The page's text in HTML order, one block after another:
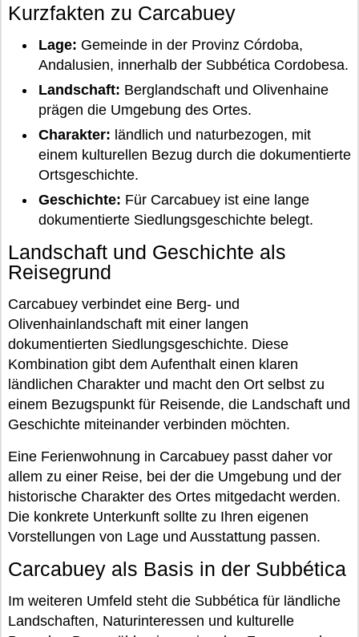
Kurzfakten zu Carcabuey
Lage: Gemeinde in der Provinz Córdoba,
Andalusien, innerhalb der Subbética Cordobesa.
Landschaft: Berglandschaft und Olivenhaine
prägen die Umgebung des Ortes.
Charakter: ländlich und naturbezogen, mit
einem kulturellen Bezug durch die dokumentierte
Ortsgeschichte.
Geschichte: Für Carcabuey ist eine lange
dokumentierte Siedlungsgeschichte belegt.
Landschaft und Geschichte als
Reisegrund
Carcabuey verbindet eine Berg- und
Olivenhainlandschaft mit einer langen
dokumentierten Siedlungsgeschichte. Diese
Kombination gibt dem Aufenthalt einen klaren
ländlichen Charakter und macht den Ort selbst zu
einem Bezugspunkt für Reisende, die Landschaft und
Geschichte miteinander verbinden möchten.
Eine Ferienwohnung in Carcabuey passt daher vor
allem zu einer Reise, bei der die Umgebung und der
historische Charakter des Ortes mitgedacht werden.
Die konkrete Unterkunft sollte zu Ihren eigenen
Vorstellungen von Lage und Ausstattung passen.
Carcabuey als Basis in der Subbética
Im weiteren Umfeld steht die Subbética für ländliche
Landschaften, Naturinteressen und kulturelle